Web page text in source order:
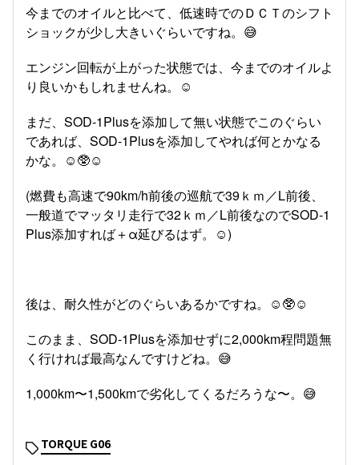
今までのオイルと比べて、低速時でのＤＣＴのシフト
ショックが少し大きいぐらいですね。😅
エンジン回転が上がった状態では、今までのオイルよ
り良いかもしれませんね。☺️
まだ、SOD-1Plusを添加して無い状態でこのぐらい
であれば、SOD-1Plusを添加してやれば何とかなる
かな。☺️🥸☺️
(燃費も高速で90km/h前後の巡航で39ｋｍ／L前後、
一般道でマッタリ走行で32ｋｍ／L前後なのでSOD-1
Plus添加すれば＋α延びるはず。☺️)
後は、耐久性がどのぐらいあるかですね。☺️🥸☺️
このまま、SOD-1Plusを添加せずに2,000km程問題無
く行ければ最高なんですけどね。😅
1,000km〜1,500kmで劣化してくるだろうな〜。😅
TORQUE G06